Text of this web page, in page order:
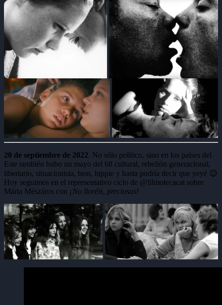
20 de septiembre de 2022. No sólo político, sino en los países del
Este también hubo un mayo del 68 cultural, rebelión generacional,
libertario, situacionista, beat, hippie y hasta podría decir que yeyé 😉
Hoy seguimos en el representativo ciclo de @filmotecacat sobre
Márta Mészáros con ¡No lloréis, preciosas!